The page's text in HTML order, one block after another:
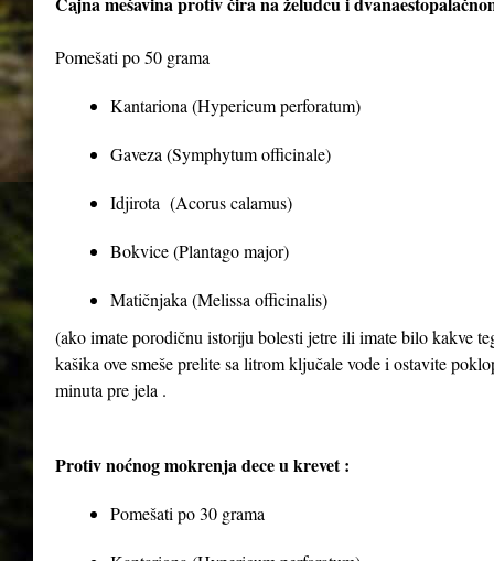
Pomešati po 50 grama
Kantariona (Hypericum perforatum)
Gaveza (Symphytum officinale)
Idjirota (Acorus calamus)
Bokvice (Plantago major)
Matičnjaka (Melissa officinalis)
(ako imate porodičnu istoriju bolesti jetre ili imate bilo kakve
kašika ove smeše prelite sa litrom ključale vode i ostavite
minuta pre jela .
Protiv noćnog mokrenja dece u krevet :
Pomešati po 30 grama